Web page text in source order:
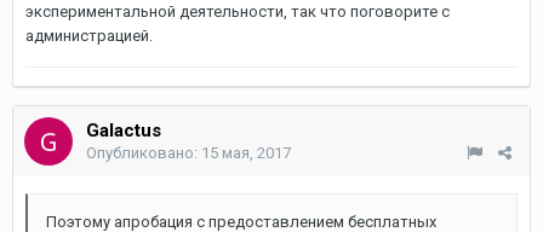
экспериментальной деятельности, так что поговорите с
администрацией.
Galactus
Опубликовано: 15 мая, 2017
Поэтому апробация с предоставлением бесплатных